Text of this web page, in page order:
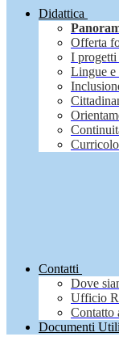
Didattica
Offerta
I progetti
Lingue
Contatti
Dove
Ufficio
Contatto
Documenti Utili